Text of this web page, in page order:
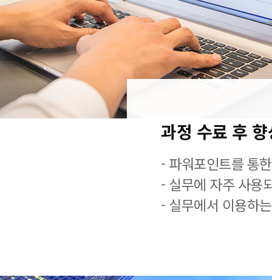
과정 수료 후
- 파워포인트를 통
- 실무에 자주 사용
- 실무에서 이용하